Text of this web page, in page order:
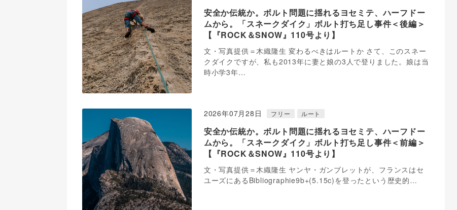
安全か伝統か。ボルト問題に揺れるヨセミテ、ハーフドー
ムから。「スネークダイク」ボルト打ち足し事件＜後編＞
【『ROCK＆SNOW』110号より】
文・写真提供＝木織隆生 変わるべきはルートか さて、このスネー
クダイクですが、私も2013年に妻と娘の3人で登りました。娘は当
時小学3年…
2026年07月28日 フリー ルート
安全か伝統か。ボルト問題に揺れるヨセミテ、ハーフドー
ムから。「スネークダイク」ボルト打ち足し事件＜前編＞
【『ROCK＆SNOW』110号より】
文・写真提供＝木織隆生 ヤンヤ・ガンブレットが、フランスはセ
ユーズにあるBibliographie9b+(5.15c)を登ったという歴史的…